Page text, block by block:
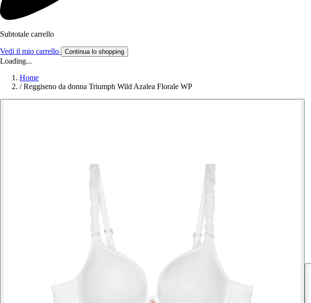
Subtotale carrello
Vedi il mio carrello Continua lo shopping
Loading...
Home
/ Reggiseno da donna Triumph Wild Azalea Florale WP